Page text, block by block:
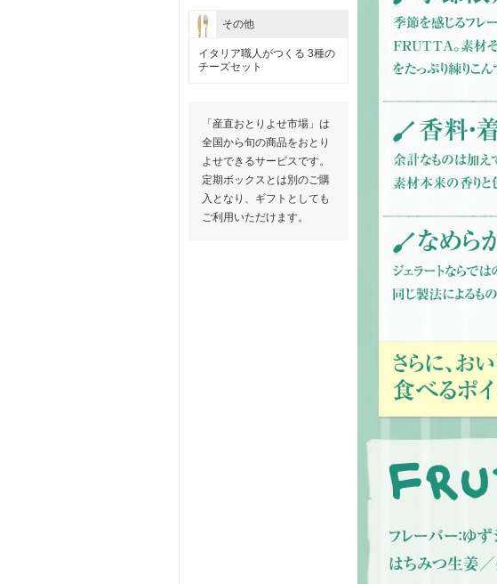
その他
イタリア職人がつくる 3種の
チーズセット
「産直おとりよせ市場」は
全国から旬の商品をおとり
よせできるサービスです。
定期ボックスとは別のご購
入となり、ギフトとしても
ご利用いただけます。